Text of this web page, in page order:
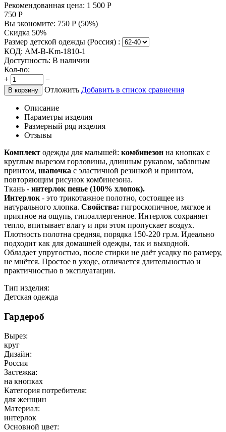
Рекомендованная цена: 1 500 Р
750 Р
Вы экономите: 750 Р (50%)
Скидка 50%
Размер детской одежды (Россия) :
КОД: AM-B-Km-1810-1
Доступность: В наличии
Кол-во:
+
−
В корзину Отложить Добавить в список сравнения
Описание
Параметры изделия
Размерный ряд изделия
Отзывы
Комплект одежды для малышей: комбинезон на кнопках с
круглым вырезом горловины, длинным рукавом, забавным
принтом, шапочка с эластичной резинкой и принтом,
повторяющим рисунок комбинезона.
Ткань - интерлок пенье (100% хлопок).
Интерлок - это трикотажное полотно, состоящее из
натурального хлопка. Свойства: гигроскопичное, мягкое и
приятное на ощупь, гипоаллергенное. Интерлок сохраняет
тепло, впитывает влагу и при этом пропускает воздух.
Плотность полотна средняя, порядка 150-220 гр.м. Идеально
подходит как для домашней одежды, так и выходной.
Обладает упругостью, после стирки не даёт усадку по размеру,
не мнётся. Простое в уходе, отличается длительностью и
практичностью в эксплуатации.
Тип изделия:
Детская одежда
Гардероб
Вырез:
круг
Дизайн:
Россия
Застежка:
на кнопках
Категория потребителя:
для женщин
Материал:
интерлок
Основной цвет: